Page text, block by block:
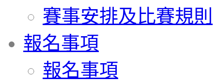
賽事安排及比賽規則
報名事項
報名事項